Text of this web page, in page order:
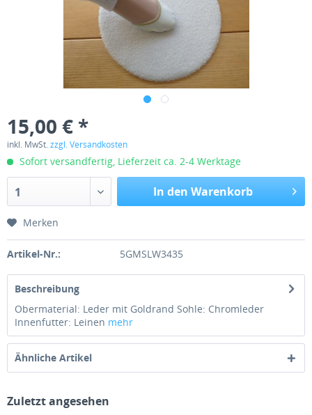
15,00 € *
inkl. MwSt.zzgl. Versandkosten
Sofort versandfertig, Lieferzeit ca. 2-4 Werktage
1 In den Warenkorb
Merken
Artikel-Nr.: 5GMSLW3435
Beschreibung
Obermaterial: Leder mit Goldrand Sohle: Chromleder
Innenfutter: Leinen mehr
Ähnliche Artikel
Zuletzt angesehen